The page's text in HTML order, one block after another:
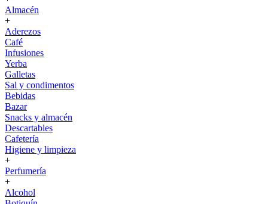
Almacén
+
Aderezos
Café
Infusiones
Yerba
Galletas
Sal y condimentos
Bebidas
Bazar
Snacks y almacén
Descartables
Cafetería
Higiene y limpieza
+
Perfumería
+
Alcohol